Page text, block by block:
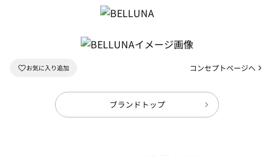
コンセプトページへ
ブランドトップ